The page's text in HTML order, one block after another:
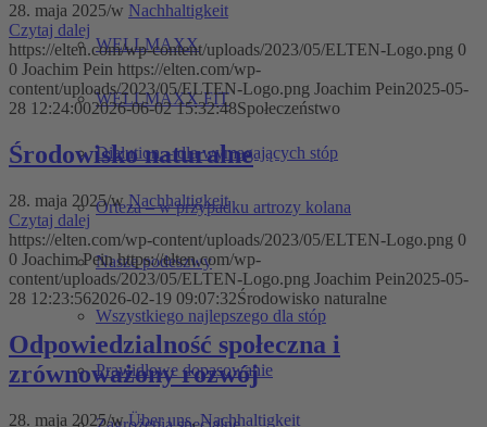
WELLMAXX
WELLMAXX FIT
Dialution – dla wymagających stóp
Orteza – w przypadku artrozy kolana
Nasze podeszwy
Wszystkiego najlepszego dla stóp
Prawidłowe dopasowanie
28. maja 2025/w Nachhaltigkeit
Czytaj dalej
https://elten.com/wp-content/uploads/2023/05/ELTEN-Logo.png 0
0 Joachim Pein https://elten.com/wp-
content/uploads/2023/05/ELTEN-Logo.png Joachim Pein2025-05-
28 12:24:002026-06-02 15:32:48Społeczeństwo
Środowisko naturalne
28. maja 2025/wNachhaltigkeit
Czytaj dalej
https://elten.com/wp-content/uploads/2023/05/ELTEN-Logo.png 0
0 Joachim Pein https://elten.com/wp-
content/uploads/2023/05/ELTEN-Logo.png Joachim Pein2025-05-
28 12:23:562026-02-19 09:07:32Środowisko naturalne
Odpowiedzialność społeczna i
zrównoważony rozwój
28. maja 2025/wÜber uns,Nachhaltigkeit